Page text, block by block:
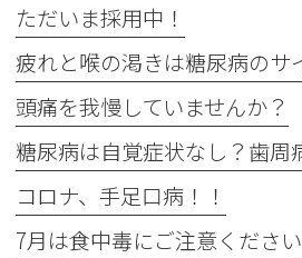
ただいま採用中！
頭痛を我慢していませんか？
コロナ、手足口病！！
7月は食中毒にご注意ください